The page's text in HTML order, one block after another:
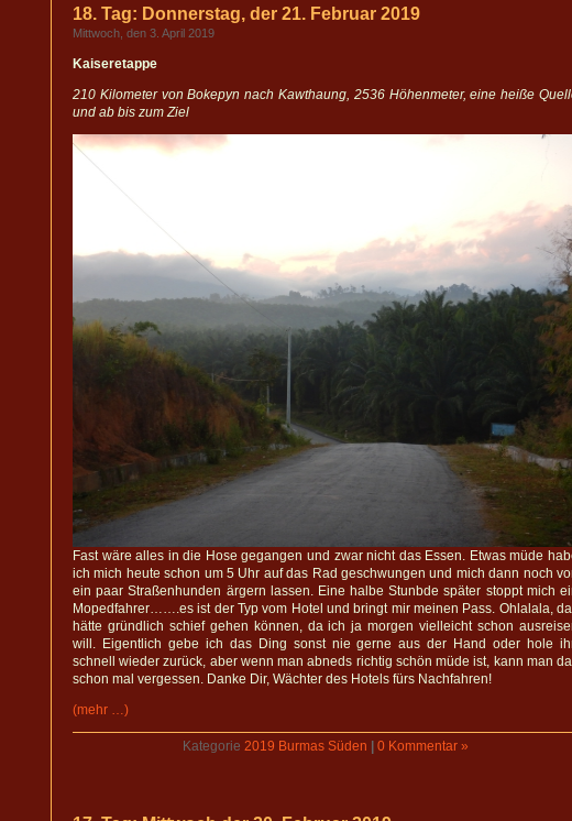
18. Tag: Donnerstag, der 21. Februar 2019
Mittwoch, den 3. April 2019
Kaiseretappe
210 Kilometer von Bokepyn nach Kawthaung, 2536 Höhenmeter, eine heiße
und ab bis zum Ziel
Fast wäre alles in die Hose gegangen und zwar nicht das Essen. Etwas müde
ich mich heute schon um 5 Uhr auf das Rad geschwungen und mich dann noch
ein paar Straßenhunden ärgern lassen. Eine halbe Stunbde später stoppt mich
Mopedfahrer…….es ist der Typ vom Hotel und bringt mir meinen Pass. Ohlalala,
hätte gründlich schief gehen können, da ich ja morgen vielleicht schon
will. Eigentlich gebe ich das Ding sonst nie gerne aus der Hand oder hole
schnell wieder zurück, aber wenn man abneds richtig schön müde ist, kann man
schon mal vergessen. Danke Dir, Wächter des Hotels fürs Nachfahren!
(mehr …)
Kategorie 2019 Burmas Süden 0 Kommentar »